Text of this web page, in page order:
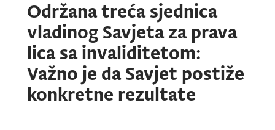
Održana treća sjednica
vladinog Savjeta za prava
lica sa invaliditetom:
Važno je da Savjet postiže
konkretne rezultate